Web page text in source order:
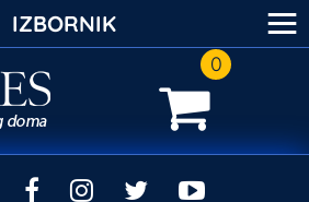
0
IZBORNIK ≡